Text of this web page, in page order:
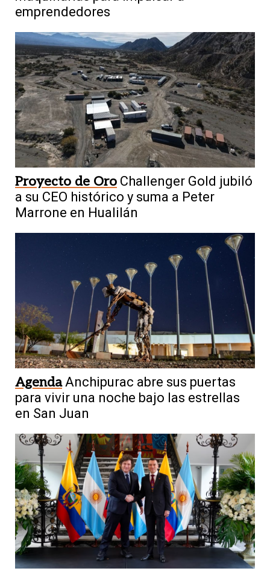
emprendedores
Proyecto de Oro Challenger Gold jubiló
a su CEO histórico y suma a Peter
Marrone en Hualilán
Agenda Anchipurac abre sus puertas
para vivir una noche bajo las estrellas
en San Juan